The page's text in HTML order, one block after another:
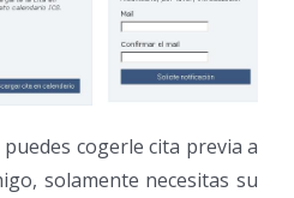
puedes cogerle cita previa a
solamente necesitas su